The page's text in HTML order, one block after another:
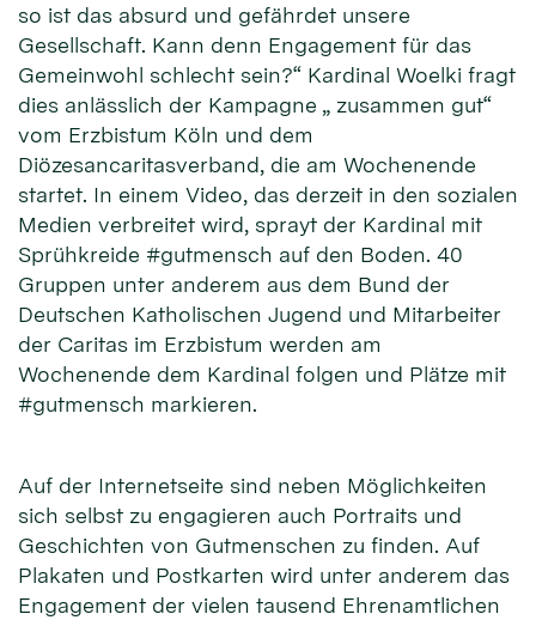
so ist das absurd und gefährdet unsere
Gesellschaft. Kann denn Engagement für das
Gemeinwohl schlecht sein?“ Kardinal Woelki fragt
dies anlässlich der Kampagne „ zusammen gut“
vom Erzbistum Köln und dem
Diözesancaritasverband, die am Wochenende
startet. In einem Video, das derzeit in den sozialen
Medien verbreitet wird, sprayt der Kardinal mit
Sprühkreide #gutmensch auf den Boden. 40
Gruppen unter anderem aus dem Bund der
Deutschen Katholischen Jugend und Mitarbeiter
der Caritas im Erzbistum werden am
Wochenende dem Kardinal folgen und Plätze mit
#gutmensch markieren.
Auf der Internetseite sind neben Möglichkeiten
sich selbst zu engagieren auch Portraits und
Geschichten von Gutmenschen zu finden. Auf
Plakaten und Postkarten wird unter anderem das
Engagement der vielen tausend Ehrenamtlichen